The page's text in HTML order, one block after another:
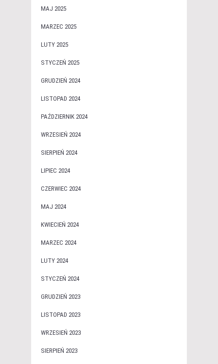
MAJ 2025
MARZEC 2025
LUTY 2025
STYCZEŃ 2025
GRUDZIEŃ 2024
LISTOPAD 2024
PAŹDZIERNIK 2024
WRZESIEŃ 2024
SIERPIEŃ 2024
LIPIEC 2024
CZERWIEC 2024
MAJ 2024
KWIECIEŃ 2024
MARZEC 2024
LUTY 2024
STYCZEŃ 2024
GRUDZIEŃ 2023
LISTOPAD 2023
WRZESIEŃ 2023
SIERPIEŃ 2023